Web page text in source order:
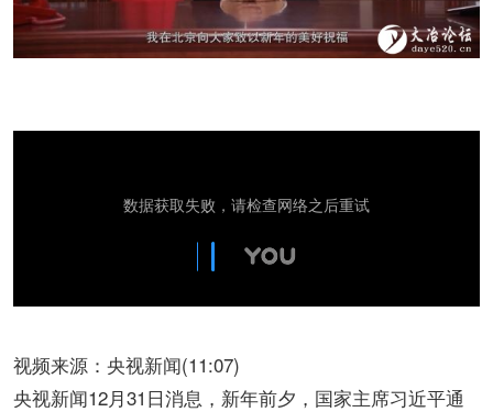
视频来源：央视新闻(11:07)
央视新闻12月31日消息，新年前夕，国家主席习近平通